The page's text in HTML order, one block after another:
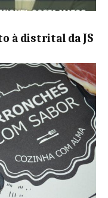
à distrital da JS